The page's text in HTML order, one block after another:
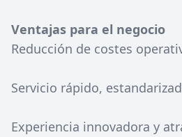
Ventajas para el negocio
Reducción de costes
Servicio rápido,
Experiencia innovadora y